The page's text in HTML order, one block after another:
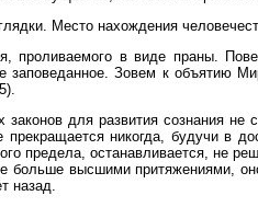
Место нахождения
проливаемого в виде праны.
заповеданное. Зовем к объятию
для развития сознания не
никогда, будучи в
предела, останавливается, не
больше высшими притяжениями,
назад.